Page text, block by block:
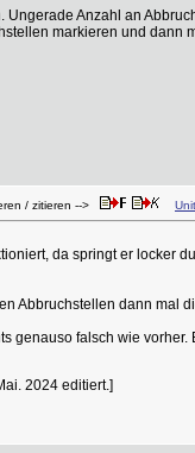
Anzahl an
markieren und dann
/ zitieren -->
da springt er
Abbruchstellen dann mal
genauso falsch wie
2024 editiert.]